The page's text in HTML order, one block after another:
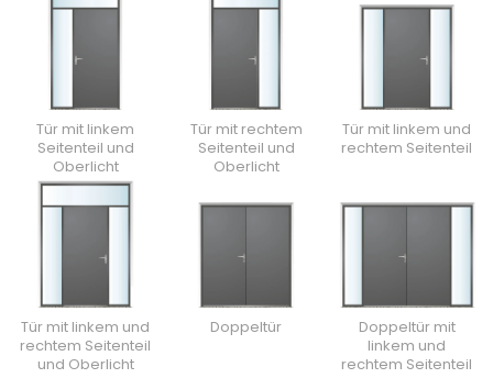
Tür mit linkem
Seitenteil und
Oberlicht
Tür mit rechtem
Seitenteil und
Oberlicht
Tür mit linkem und
rechtem Seitenteil
Tür mit linkem und
rechtem Seitenteil
und Oberlicht
Doppeltür
Doppeltür mit
linkem und
rechtem Seitenteil